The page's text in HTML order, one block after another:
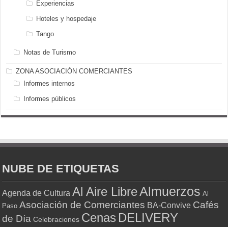
Experiencias
Hoteles y hospedaje
Tango
Notas de Turismo
ZONA ASOCIACIÓN COMERCIANTES
Informes internos
Informes públicos
NUBE DE ETIQUETAS
Agenda de Cultura Al Aire LibreAlmuerzos Al
Paso Asociación de Comerciantes BA-Convive Cafés
de Día Celebraciones Cenas DELIVERY